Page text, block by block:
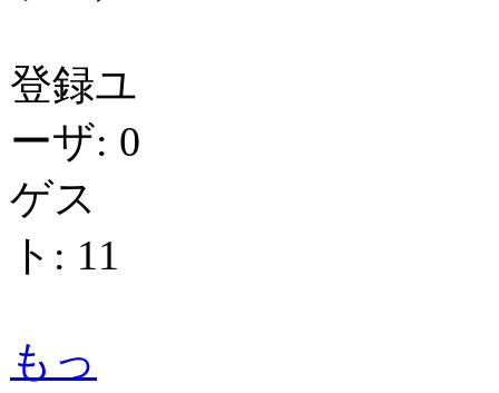
登録ユ
ーザ: 0
ゲス
ト: 11
もっ